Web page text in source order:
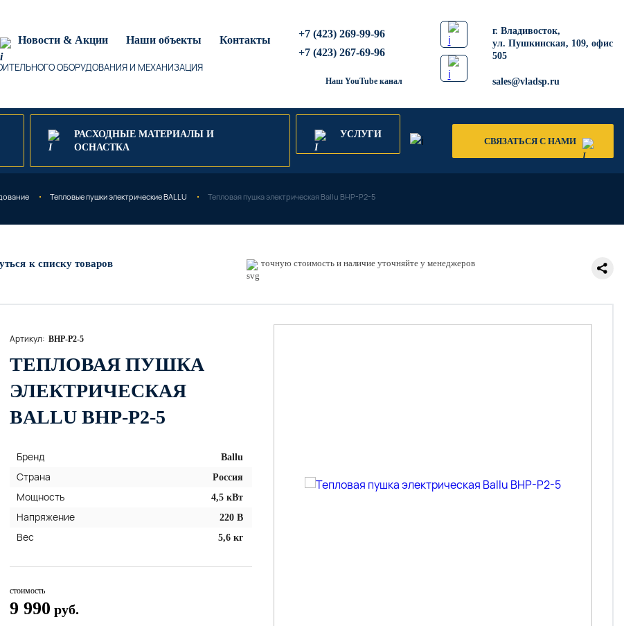
Новости & Акции Наши объекты Контакты
ОБОРУДОВАНИЯ И МЕХАНИЗАЦИЯ
+7 (423) 269-99-96
+7 (423) 267-69-96
Наш YouTube канал
​г. Владивосток,
ул. Пушкинская, 109, офис
505
sales@vladsp.ru
РАСХОДНЫЕ МАТЕРИАЛЫ И
ОСНАСТКА
УСЛУГИ
СВЯЗАТЬСЯ С НАМИ
Тепловые пушки электрические BALLU Тепловая пушка электрическая Ballu BHP-P2-5
к списку товаров точную стоимость и наличие уточняйте у менеджеров
Артикул: BHP-P2-5
ТЕПЛОВАЯ ПУШКА
ЭЛЕКТРИЧЕСКАЯ
BALLU BHP-P2-5
Бренд Ballu
Страна Россия
Мощность 4,5 кВт
Напряжение 220 В
Вес 5,6 кг
стоимость
9 990 руб.